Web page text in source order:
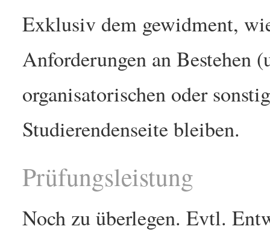
Exklusiv dem gewidment,
Anforderungen an Bestehen
organisatorischen oder
Studierendenseite bleiben.
Prüfungsleistung
Noch zu überlegen. Evtl.